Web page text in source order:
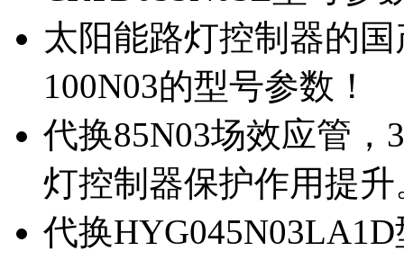
太阳能路灯控制器的
100N03的型号参数！
代换85N03场效应管
灯控制器保护作用提升
代换